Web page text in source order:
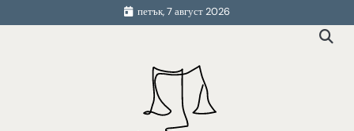
to
петък, 7 август 2026